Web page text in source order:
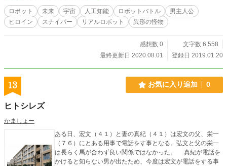
た...。 ーーさらに時は経ち。 ナチュラル・フォレスト・プラ
ネット (N・F・P)-通称NF- 俺達は、広大な森と 水に囲まれた
この惑星で 調査行い、本部に帰り飯を食う、 そんな、平和な
ながら 俺達の前に現れた。 俺達の世界は、 何の前触れも無
確かに変わらないものは無いのかも知れない。 それでもっ
ロボット 未来 宇宙 人工知能 ロボットバトル
男主人公
ヒロイン
スナイパー リアルロボット 異形の怪物
感想数 0
文字数 6,558
最終更新日 2020.08.01
登録日 2019.01.20
13 お気に入り追加 0
ヒトシレズ
かましょー
ある日、宏文（４１）と妻の真紀（４１）は宏文の父、栄一
（７６）にとある用事で電話をす事となる。弘文と父の栄一
は長らく馬が合わず良い関係ではなかった。 真紀が電話を
かけると知らない男が出たため、今度は宏文が電話をする事